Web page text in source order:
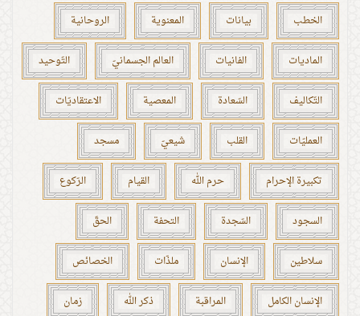
الخطب بيانات المعنوية الروحانية
الماديات الفانيات العالم الجسمانيّ التّوحيد
التّكاليف السّعادة المعصية الاعتقاديّات
العمليّات القلب شيعيّ مسجد
تكبيرة الإحرام حرم الله القيام الرّكوع
السجود السّجدة التحفة الحقّ
سلاطين الإنسان ملذّات الخصائص
الإنسان الكامل المراقبة ذكر الله زمان